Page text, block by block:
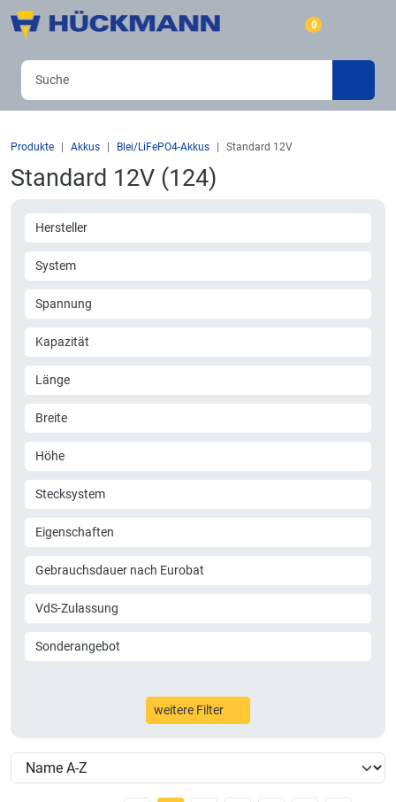
0
Produkte Akkus Blei/LiFePO4-Akkus Standard 12V
Standard 12V (124)
Hersteller
System
Spannung
Kapazität
Länge
Breite
Höhe
Stecksystem
Eigenschaften
Gebrauchsdauer nach Eurobat
VdS-Zulassung
Sonderangebot
weitere Filter